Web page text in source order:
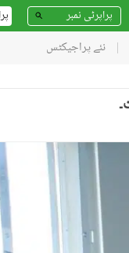
نئے پراجیکٹس